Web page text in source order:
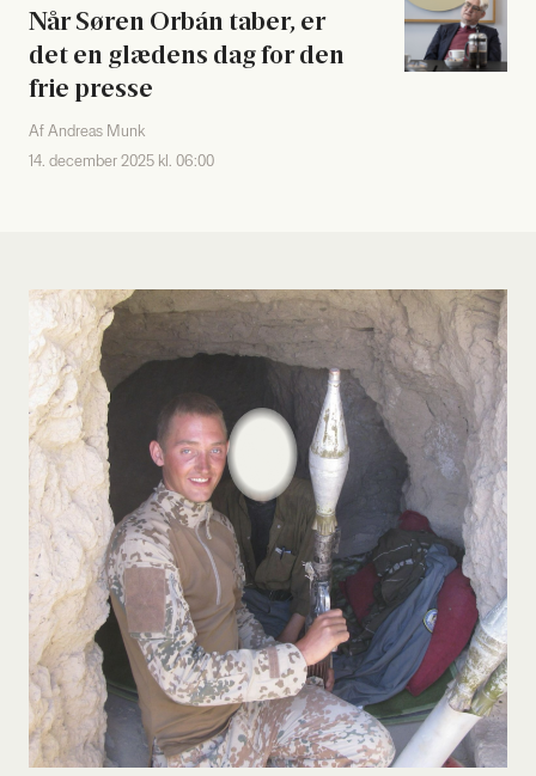
Når Søren Orbán taber, er
det en glæ­dens dag for den
frie pres­se
Af Andreas Munk
14. december 2025 kl. 06:00